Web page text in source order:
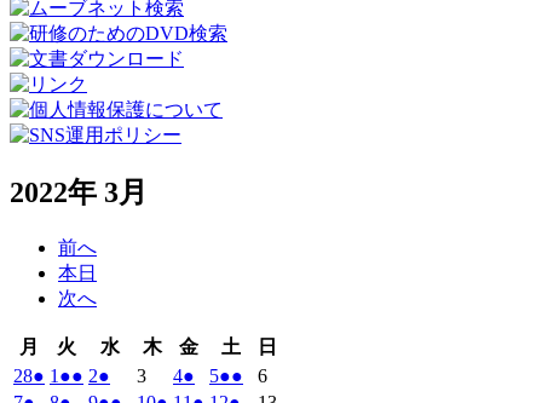
2022年 3月
前へ
本日
次へ
月
曜
日
火
曜
日
水
日
木木
曜
日
金金
曜
日
土
曜
日
282022
年
● (1
件
1 2022
年
●● (2
件
22022
年
●
件
32022
年
42022
年
●
件
52022
年
●●
件
62022
年